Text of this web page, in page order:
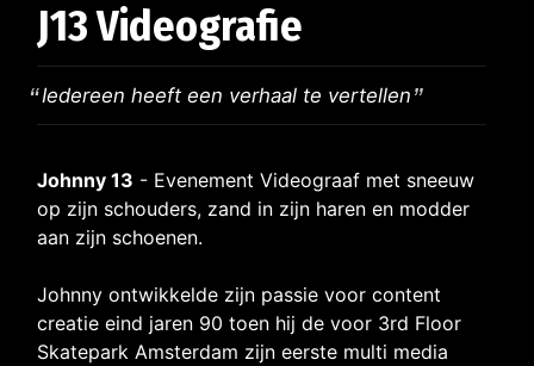
J13 Videografie
Iedereen heeft een verhaal te vertellen
Johnny 13 - Evenement Videograaf met sneeuw
op zijn schouders, zand in zijn haren en modder
aan zijn schoenen.
Johnny ontwikkelde zijn passie voor content
creatie eind jaren 90 toen hij de voor 3rd Floor
Skatepark Amsterdam zijn eerste multi media